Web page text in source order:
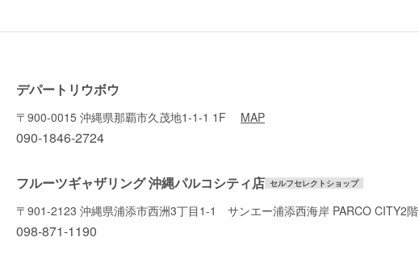
デパートリウボウ
〒900-0015 沖縄県那覇市久茂地1-1-1 1F MAP
090-1846-2724
フルーツギャザリング 沖縄パルコシティ店 セルフセレクトショップ
〒901-2123 沖縄県浦添市西洲3丁目1-1 サンエー浦添西海岸 PARCO CITY2階
098-871-1190